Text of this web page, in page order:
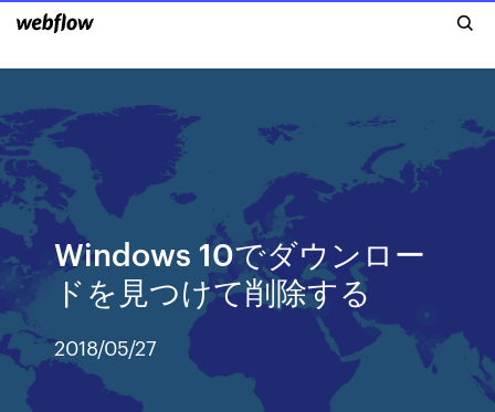
Windows 10でダウンロー
ドを見つけて削除する
2018/05/27